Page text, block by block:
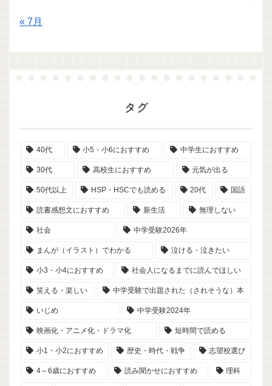
« 7月
タグ
40代 小5・小6におすすめ 中学生におすすめ
30代 高校生におすすめ 元気が出る
50代以上 HSP・HSCでも読める 20代 国語
読書感想文におすすめ 新生活 無理しない
社会 中学受験2026年
まんが（イラスト）でわかる 泣ける・泣きたい
小3・小4におすすめ 社会人になるまでに読んでほしい
笑える・楽しい 中学受験で出題された（されそうな）本
いじめ 中学受験2024年
映画化・アニメ化・ドラマ化 短時間で読める
小1・小2におすすめ 歴史・時代・戦争 志望校選び
4～6歳におすすめ 読み聞かせにおすすめ 理科